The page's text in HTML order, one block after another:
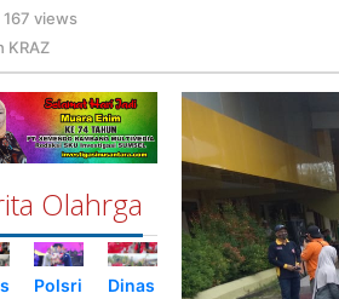
167 views
KRAZ
Olahrga
Polsri
Dinas